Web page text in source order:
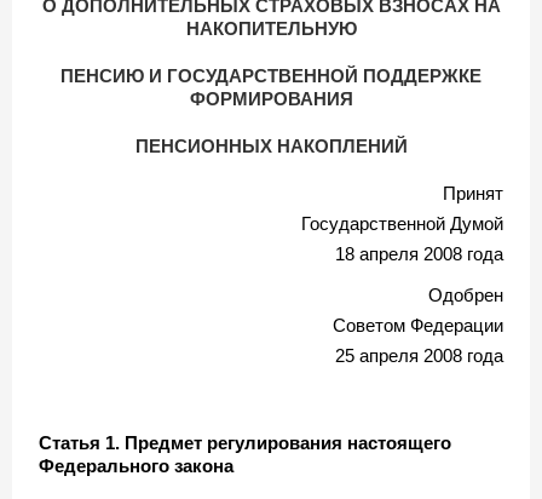
О ДОПОЛНИТЕЛЬНЫХ СТРАХОВЫХ ВЗНОСАХ НА
НАКОПИТЕЛЬНУЮ
ПЕНСИЮ И ГОСУДАРСТВЕННОЙ ПОДДЕРЖКЕ
ФОРМИРОВАНИЯ
ПЕНСИОННЫХ НАКОПЛЕНИЙ
Принят
Государственной Думой
18 апреля 2008 года
Одобрен
Советом Федерации
25 апреля 2008 года
Статья 1. Предмет регулирования настоящего
Федерального закона